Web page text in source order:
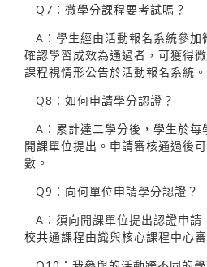
Q7：微學分課程要考試嗎？
A：學生經由活動報名系統參加
確認學習成效為通過者，可獲得
課程視情形公告於活動報名系統。
Q8：如何申請學分認證？
A：累計達二學分後，學生於
開課單位提出。申請審核通過後
數。
Q9：向何單位申請學分認證？
A：須向開課單位提出認證申請
校共通課程由識與核心課程中心審